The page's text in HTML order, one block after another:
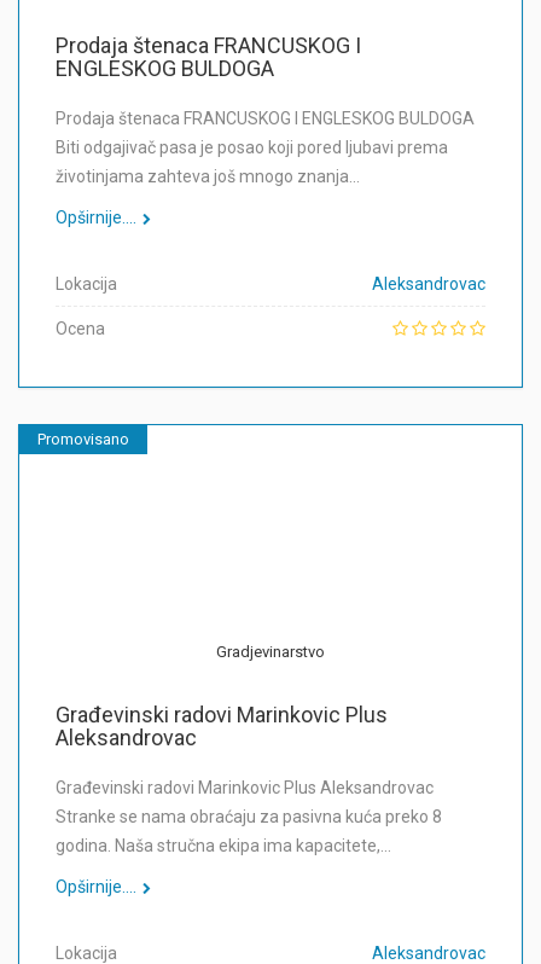
Prodaja štenaca FRANCUSKOG I
ENGLESKOG BULDOGA
Prodaja štenaca FRANCUSKOG I ENGLESKOG BULDOGA
Biti odgajivač pasa je posao koji pored ljubavi prema
životinjama zahteva još mnogo znanja…
Opširnije....
Lokacija Aleksandrovac
Ocena
Promovisano
Gradjevinarstvo
Građevinski radovi Marinkovic Plus
Aleksandrovac
Građevinski radovi Marinkovic Plus Aleksandrovac
Stranke se nama obraćaju za pasivna kuća preko 8
godina. Naša stručna ekipa ima kapacitete,…
Opširnije....
Lokacija Aleksandrovac